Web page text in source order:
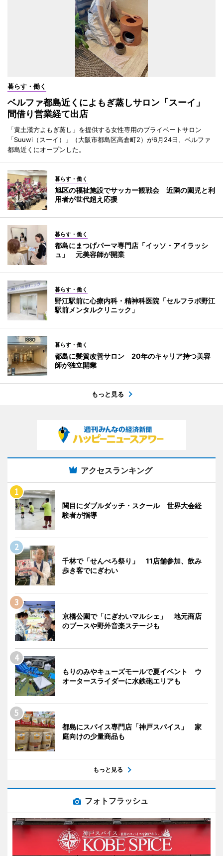
暮らす・働く
ベルファ都島近くによもぎ蒸しサロン「スーイ」
間借り営業経て出店
「黄土漢方よもぎ蒸し」を提供する女性専用のプライベートサロン
「Suuwi（スーイ）」（大阪市都島区高倉町2）が6月24日、ベルファ
都島近くにオープンした。
暮らす・働く
旭区の福祉施設でサッカー観戦会 近隣の園児と利
用者が世代超え応援
暮らす・働く
都島にまつげパーマ専門店「イッソ・アイラッシ
ュ」 元美容師が開業
暮らす・働く
野江駅前に心療内科・精神科医院「セルフラボ野江
駅前メンタルクリニック」
暮らす・働く
都島に髪質改善サロン 20年のキャリア持つ美容
師が独立開業
もっと見る
アクセスランキング
関目にダブルダッチ・スクール 世界大会経
験者が指導
千林で「せんべろ祭り」 11店舗参加、飲み
歩き客でにぎわい
京橋公園で「にぎわいマルシェ」 地元商店
のブースや野外音楽ステージも
もりのみやキューズモールで夏イベント ウ
オータースライダーに水鉄砲エリアも
都島にスパイス専門店「神戸スパイス」 家
庭向けの少量商品も
もっと見る
フォトフラッシュ